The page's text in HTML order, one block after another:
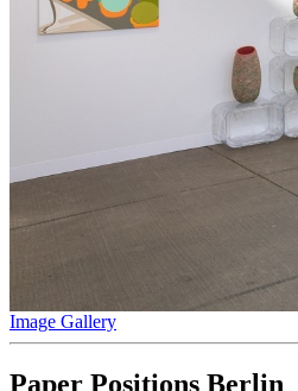
Image Gallery
Paper Positions Berlin